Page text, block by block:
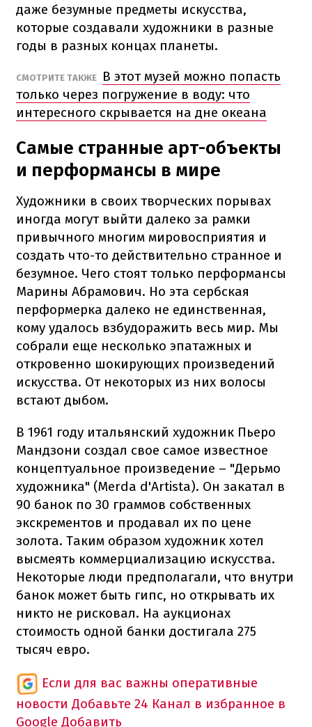
даже безумные предметы искусства,
которые создавали художники в разные
годы в разных концах планеты.
СМОТРИТЕ ТАКЖЕ
В этот музей можно попасть
только через погружение в воду: что
интересного скрывается на дне океана
Самые странные арт-объекты
и перформансы в мире
Художники в своих творческих порывах
иногда могут выйти далеко за рамки
привычного многим мировосприятия и
создать что-то действительно странное и
безумное. Чего стоят только перформансы
Марины Абрамович. Но эта сербская
перформерка далеко не единственная,
кому удалось взбудоражить весь мир. Мы
собрали еще несколько эпатажных и
откровенно шокирующих произведений
искусства. От некоторых из них волосы
встают дыбом.
В 1961 году итальянский художник Пьеро
Мандзони создал свое самое известное
концептуальное произведение – "Дерьмо
художника" (Merda d'Artista). Он закатал в
90 банок по 30 граммов собственных
экскрементов и продавал их по цене
золота. Таким образом художник хотел
высмеять коммерциализацию искусства.
Некоторые люди предполагали, что внутри
банок может быть гипс, но открывать их
никто не рисковал. На аукционах
стоимость одной банки достигала 275
тысяч евро.
Если для вас важны оперативные
новости Добавьте 24 Канал в избранное в
Google Добавить